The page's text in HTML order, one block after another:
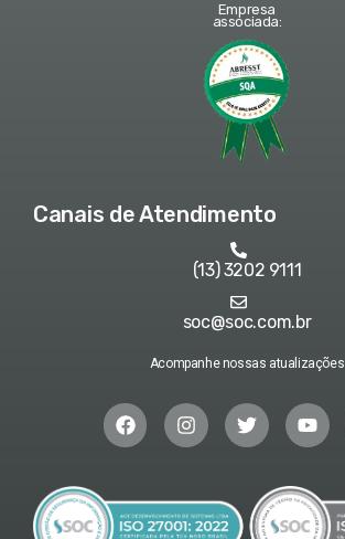
Empresa
associada:
Canais de Atendimento
(13) 3202 9111
soc@soc.com.br
Acompanhe nossas atualizações